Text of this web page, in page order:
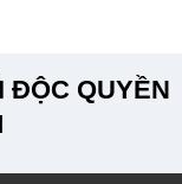
ĐỘC QUYỀN